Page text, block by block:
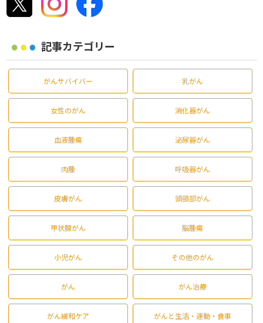
記事カテゴリー
がんサバイバー 乳がん
女性のがん 消化器がん
血液腫瘍 泌尿器がん
肉腫 呼吸器がん
皮膚がん 頭頸部がん
甲状腺がん 脳腫瘍
小児がん その他のがん
がん がん治療
がん緩和ケア がんと生活・運動・食事